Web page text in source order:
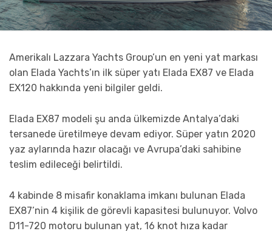
Amerikalı Lazzara Yachts Group’un en yeni yat markası
olan Elada Yachts’ın ilk süper yatı Elada EX87 ve Elada
EX120 hakkında yeni bilgiler geldi.
Elada EX87 modeli şu anda ülkemizde Antalya’daki
tersanede üretilmeye devam ediyor. Süper yatın 2020
yaz aylarında hazır olacağı ve Avrupa’daki sahibine
teslim edileceği belirtildi.
4 kabinde 8 misafir konaklama imkanı bulunan Elada
EX87’nin 4 kişilik de görevli kapasitesi bulunuyor. Volvo
D11-720 motoru bulunan yat, 16 knot hıza kadar